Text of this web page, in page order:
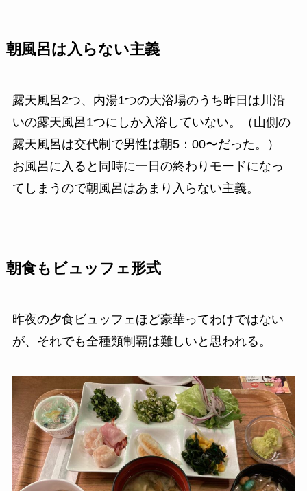
朝風呂は入らない主義
露天風呂2つ、内湯1つの大浴場のうち昨日は川沿
いの露天風呂1つにしか入浴していない。（山側の
露天風呂は交代制で男性は朝5：00〜だった。）
お風呂に入ると同時に一日の終わりモードになっ
てしまうので朝風呂はあまり入らない主義。
朝食もビュッフェ形式
昨夜の夕食ビュッフェほど豪華ってわけではない
が、それでも全種類制覇は難しいと思われる。